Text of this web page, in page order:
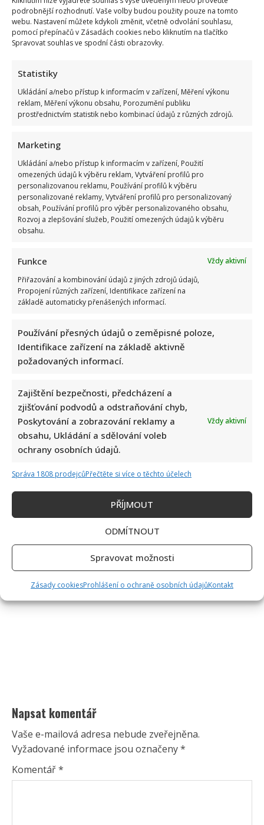
podrobnější rozhodnutí. Vaše volby budou použity pouze na tomto
webu. Nastavení můžete kdykoli změnit, včetně odvolání souhlasu,
pomocí přepínačů v Zásadách cookies nebo kliknutím na tlačítko
Spravovat souhlas ve spodní části obrazovky.
Statistiky
Ukládání a/nebo přístup k informacím v zařízení, Měření výkonu
reklam, Měření výkonu obsahu, Porozumění publiku
prostřednictvím statistik nebo kombinací údajů z různých zdrojů.
Marketing
Ukládání a/nebo přístup k informacím v zařízení, Použití
omezených údajů k výběru reklam, Vytváření profilů pro
personalizovanou reklamu, Používání profilů k výběru
personalizované reklamy, Vytváření profilů pro personalizovaný
obsah, Používání profilů pro výběr personalizovaného obsahu,
Rozvoj a zlepšování služeb, Použití omezených údajů k výběru
obsahu.
Funkce
Vždy aktivní
Přiřazování a kombinování údajů z jiných zdrojů údajů,
Propojení různých zařízení, Identifikace zařízení na
základě automaticky přenášených informací.
Používání přesných údajů o zeměpisné poloze,
Identifikace zařízení na základě aktivně
požadovaných informací.
Zajištění bezpečnosti, předcházení a
zjišťování podvodů a odstraňování chyb,
Poskytování a zobrazování reklamy a
obsahu, Ukládání a sdělování voleb
ochrany osobních údajů.
Vždy aktivní
Správa 1808 prodejcůPřečtěte si více o těchto účelech
PŘÍJMOUT
ODMÍTNOUT
Spravovat možnosti
Zásady cookiesProhlášení o ochraně osobních údajůKontakt
Napsat komentář
Vaše e-mailová adresa nebude zveřejněna.
Vyžadované informace jsou označeny*
Komentář*